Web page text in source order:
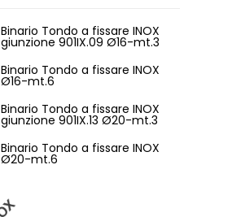
Binario Tondo a fissare INOX
giunzione 901IX.09 Ø16-mt.3
Binario Tondo a fissare INOX
Ø16-mt.6
Binario Tondo a fissare INOX
giunzione 901IX.13 Ø20-mt.3
Binario Tondo a fissare INOX
Ø20-mt.6